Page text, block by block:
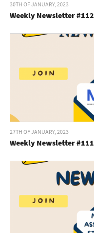
30TH OF JANUARY, 2023
Weekly Newsletter #112
27TH OF JANUARY, 2023
Weekly Newsletter #111